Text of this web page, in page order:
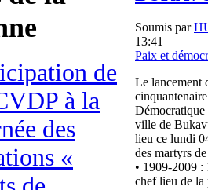
de
à la
des
«
Soumis par
13:41
Paix et
Le lancement
Démocratique
ville de
lieu ce lundi
des martyrs
• 1909-2009 :
chef lieu de